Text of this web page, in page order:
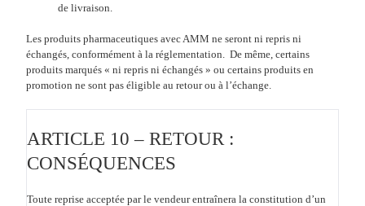
de livraison.
Les produits pharmaceutiques avec AMM ne seront ni repris ni
échangés, conformément à la réglementation. De même, certains
produits marqués « ni repris ni échangés » ou certains produits en
promotion ne sont pas éligible au retour ou à l’échange.
ARTICLE 10 – RETOUR :
CONSÉQUENCES
Toute reprise acceptée par le vendeur entraînera la constitution d’un